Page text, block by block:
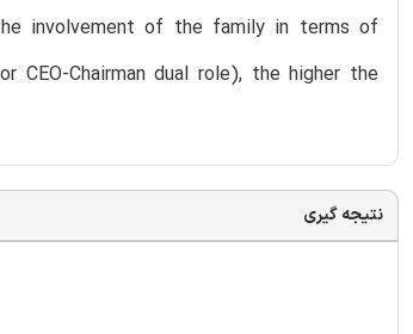
involvement of the family in terms of
CEO-Chairman dual role), the higher the
نتیجه گیری